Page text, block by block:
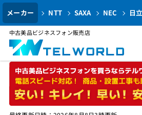
メーカー NTT SAXA NEC 日
中古美品ビジネスフォン販売店